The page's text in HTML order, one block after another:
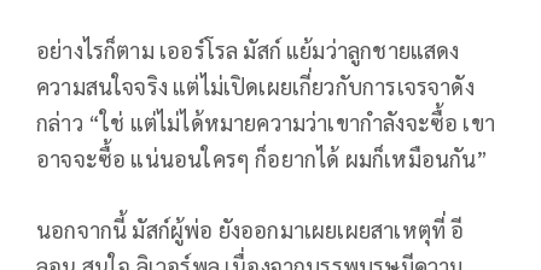
อย่างไรก็ตาม เออร์โรล มัสก์ แย้มว่าลูกชายแสดง
ความสนใจจริง แต่ไม่เปิดเผยเกี่ยวกับการเจรจาดัง
กล่าว “ใช่ แต่ไม่ได้หมายความว่าเขากำลังจะซื้อ เขา
อาจจะซื้อ แน่นอนใครๆ ก็อยากได้ ผมก็เหมือนกัน”
นอกจากนี้ มัสก์ผู้พ่อ ยังออกมาเผยเผยสาเหตุที่ อี